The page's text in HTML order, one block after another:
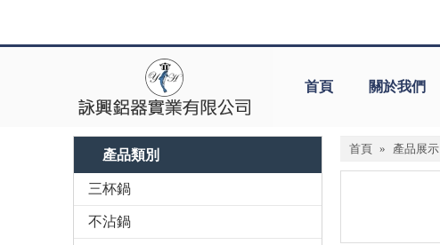
首頁 關於我們
產品類別
三杯鍋
不沾鍋
首頁 » 產品展示